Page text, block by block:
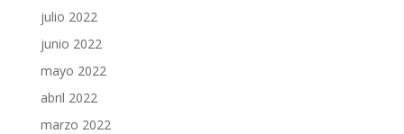
julio 2022
junio 2022
mayo 2022
abril 2022
marzo 2022